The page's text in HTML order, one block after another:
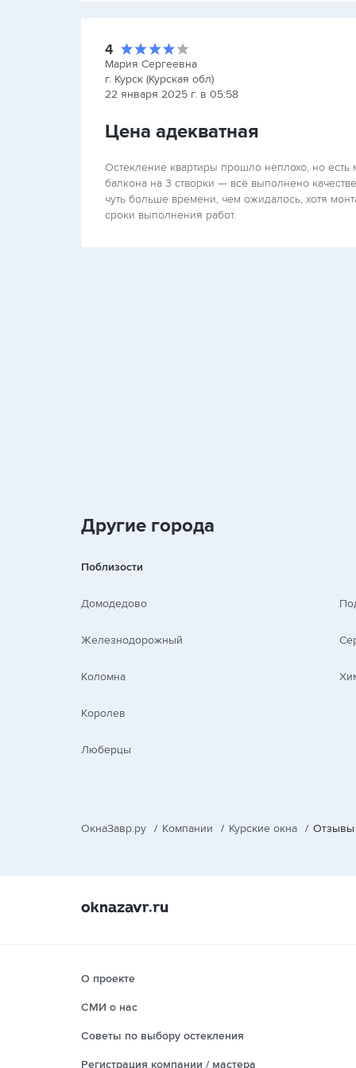
4
Мария Сергеевна
г. Курск (Курская обл)
22 января 2025 г. в 05:58
Цена адекватная
Остекление квартиры прошло неплохо, но есть
балкона на 3 створки — всё выполнено
чуть больше времени, чем ожидалось, хотя
сроки выполнения работ.
Другие города
Поблизости
Домодедово
Железнодорожный
Коломна
Королев
Люберцы
ОкнаЗавр.ру / Компании / Курские окна / Отзывы
О проекте
СМИ о нас
Советы по выбору остекления
Регистрация компании / мастера